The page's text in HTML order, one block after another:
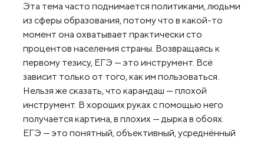
Эта тема часто поднимается политиками, людьми
из сферы образования, потому что в какой-то
момент она охватывает практически сто
процентов населения страны. Возвращаясь к
первому тезису, ЕГЭ — это инструмент. Всё
зависит только от того, как им пользоваться.
Нельзя же сказать, что карандаш — плохой
инструмент. В хороших руках с помощью него
получается картина, в плохих — дырка в обоях.
ЕГЭ — это понятный, объективный, усреднённый